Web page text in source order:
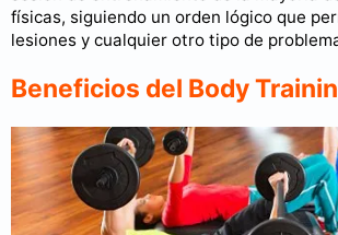
físicas, siguiendo un orden lógico que
lesiones y cualquier otro tipo de
Beneficios del Body